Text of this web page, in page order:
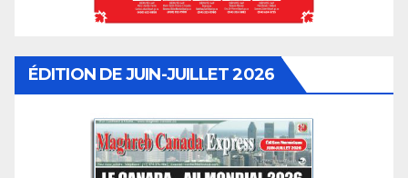
ÉDITION DE JUIN-JUILLET 2026